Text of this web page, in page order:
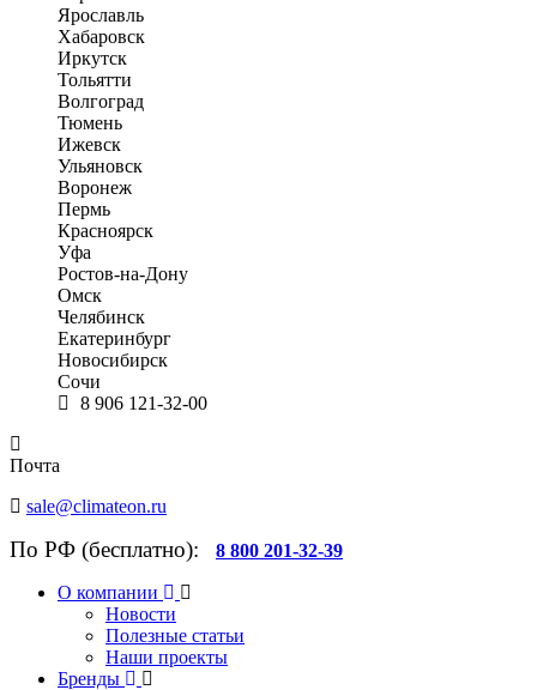
Ярославль
Хабаровск
Иркутск
Тольятти
Волгоград
Тюмень
Ижевск
Ульяновск
Воронеж
Пермь
Красноярск
Уфа
Ростов-на-Дону
Омск
Челябинск
Екатеринбург
Новосибирск
Сочи
8 906 121-32-00
Почта
sale@climateon.ru
По РФ (бесплатно): 8 800 201-32-39
О компании
Новости
Полезные статьи
Наши проекты
Бренды